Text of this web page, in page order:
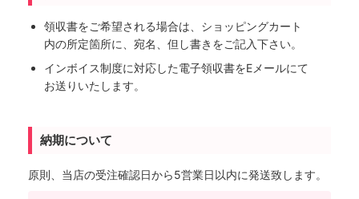
領収書をご希望される場合は、ショッピングカート
内の所定箇所に、宛名、但し書きをご記入下さい。
インボイス制度に対応した電子領収書をEメールにて
お送りいたします。
納期について
原則、当店の受注確認日から5営業日以内に発送致します。